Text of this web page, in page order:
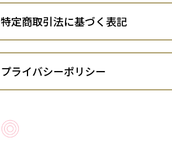
特定商取引法に基づく表記
住所
プライバシーポリシー
す。